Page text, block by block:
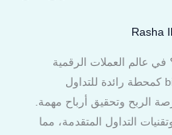
Rasha
عالم العملات الرقمية
المتسارع، تبرز منصة “بينانس”binance كمحطة رائدة للتداول
الربح وتحقيق أرباح مهمة.
التداول المتقدمة، مما